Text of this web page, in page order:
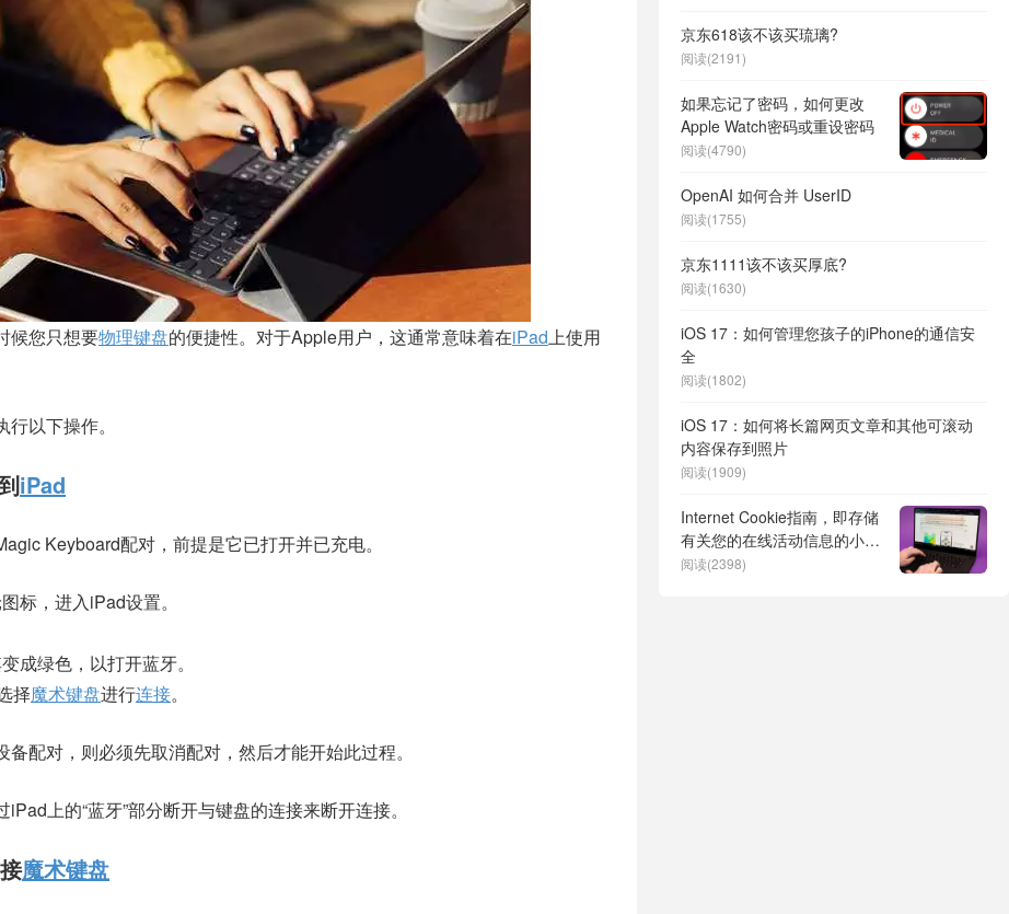
候您只想要物理键盘的便捷性。对于Apple用户，这通常意味着在iPad上使用
以下操作。
iPad
Keyboard配对，前提是它已打开并已充电。
标，进入iPad设置。
成绿色，以打开蓝牙。
择魔术键盘进行连接。
配对，则必须先取消配对，然后才能开始此过程。
上的“蓝牙”部分断开与键盘的连接来断开连接。
魔术键盘
京东618该不该买琉璃?
阅读(2191)
如果忘记了密码，如何更改
Apple Watch密码或重设密码
阅读(4790)
OpenAI 如何合并 UserID
阅读(1755)
京东1111该不该买厚底?
阅读(1630)
iOS 17：如何管理您孩子的iPhone的通信安
全
阅读(1802)
iOS 17：如何将长篇网页文章和其他可滚动
内容保存到照片
阅读(1909)
Internet Cookie指南，即存储
有关您的在线活动信息的小文
件
阅读(2398)